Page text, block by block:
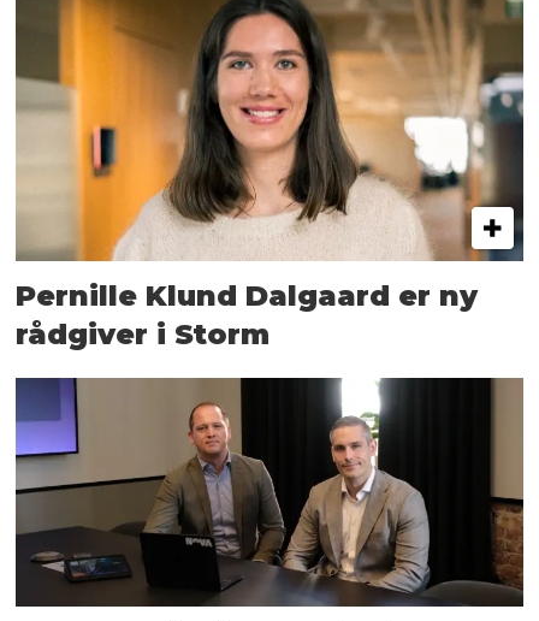
Pernille Klund Dalgaard er ny
rådgiver i Storm